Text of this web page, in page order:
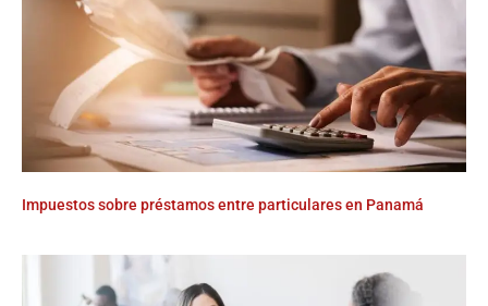
Impuestos sobre préstamos entre particulares en Panamá